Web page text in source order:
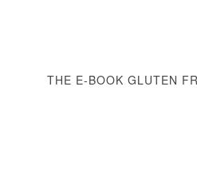
THE E-BOOK GLUTEN